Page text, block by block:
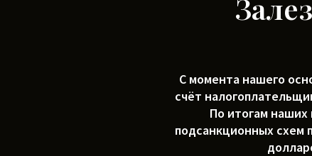
С момента нашего
счёт
По итогам наших
подсанкционных схем